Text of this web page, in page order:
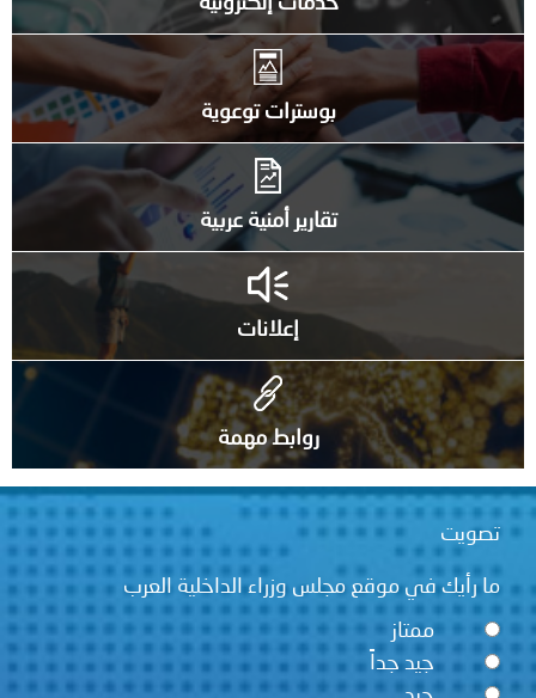
بوسترات توعوية
روابط مهمة
مجلس وزراء الداخلية العرب